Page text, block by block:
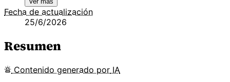
Fecha de actualización
25/6/2026
Resumen
Contenido generado por IA